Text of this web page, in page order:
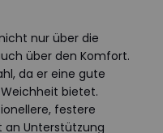
nur über die
über den Komfort.
da er eine gute
bietet.
festere
an Unterstützung